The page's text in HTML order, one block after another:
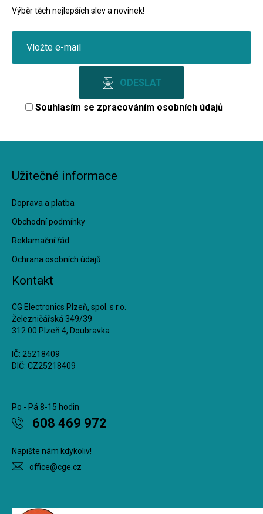
Výběr těch nejlepších slev a novinek!
Souhlasím se zpracováním osobních údajů
Užitečné informace
Doprava a platba
Obchodní podmínky
Reklamační řád
Ochrana osobních údajů
Kontakt
CG Electronics Plzeň, spol. s r.o.
Železničářská 349/39
312 00 Plzeň 4, Doubravka
IČ: 25218409
DIČ: CZ25218409
Po - Pá 8-15 hodin
608 469 972
Napište nám kdykoliv!
office@cge.cz